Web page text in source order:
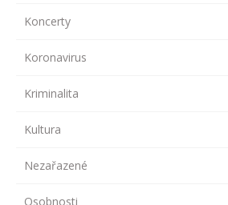
Koncerty
Koronavirus
Kriminalita
Kultura
Nezařazené
Osobnosti